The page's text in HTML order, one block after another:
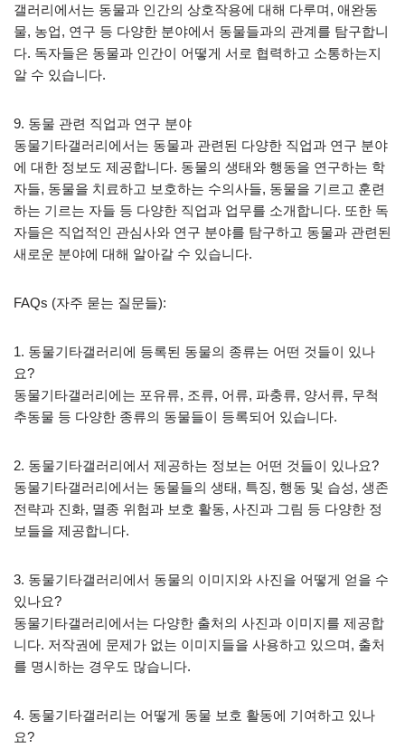
갤러리에서는 동물과 인간의 상호작용에 대해 다루며, 애완동
물, 농업, 연구 등 다양한 분야에서 동물들과의 관계를 탐구합니
다. 독자들은 동물과 인간이 어떻게 서로 협력하고 소통하는지
알 수 있습니다.
9. 동물 관련 직업과 연구 분야
동물기타갤러리에서는 동물과 관련된 다양한 직업과 연구 분야
에 대한 정보도 제공합니다. 동물의 생태와 행동을 연구하는 학
자들, 동물을 치료하고 보호하는 수의사들, 동물을 기르고 훈련
하는 기르는 자들 등 다양한 직업과 업무를 소개합니다. 또한 독
자들은 직업적인 관심사와 연구 분야를 탐구하고 동물과 관련된
새로운 분야에 대해 알아갈 수 있습니다.
FAQs (자주 묻는 질문들):
1. 동물기타갤러리에 등록된 동물의 종류는 어떤 것들이 있나
요?
동물기타갤러리에는 포유류, 조류, 어류, 파충류, 양서류, 무척
추동물 등 다양한 종류의 동물들이 등록되어 있습니다.
2. 동물기타갤러리에서 제공하는 정보는 어떤 것들이 있나요?
동물기타갤러리에서는 동물들의 생태, 특징, 행동 및 습성, 생존
전략과 진화, 멸종 위험과 보호 활동, 사진과 그림 등 다양한 정
보들을 제공합니다.
3. 동물기타갤러리에서 동물의 이미지와 사진을 어떻게 얻을 수
있나요?
동물기타갤러리에서는 다양한 출처의 사진과 이미지를 제공합
니다. 저작권에 문제가 없는 이미지들을 사용하고 있으며, 출처
를 명시하는 경우도 많습니다.
4. 동물기타갤러리는 어떻게 동물 보호 활동에 기여하고 있나
요?